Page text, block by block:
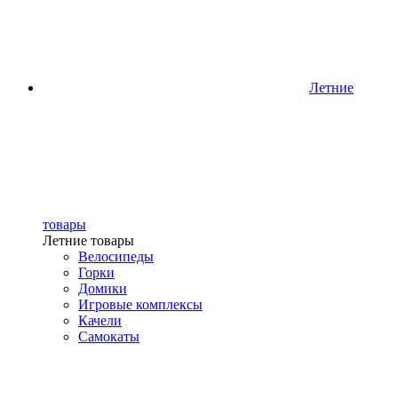
Летние
товары
Летние товары
Велосипеды
Горки
Домики
Игровые комплексы
Качели
Самокаты